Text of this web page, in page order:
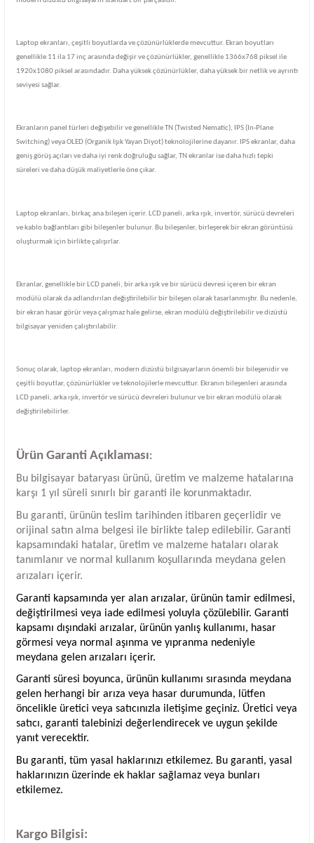
Laptop ekranları, çeşitli boyutlarda ve çözünürlüklerde mevcuttur. Ekran boyutları
genellikle 11 ila 17 inç arasında değişir ve çözünürlükler, genellikle 1366x768 piksel ile
1920x1080 piksel arasındadır. Daha yüksek çözünürlükler, daha yüksek bir netlik ve ayrıntı
seviyesi sağlar.
Ekranların panel türleri değişebilir ve genellikle TN (Twisted Nematic), IPS (In-Plane
Switching) veya OLED (Organik Işık Yayan Diyot) teknolojilerine dayanır. IPS ekranlar, daha
geniş görüş açıları ve daha iyi renk doğruluğu sağlar, TN ekranlar ise daha hızlı tepki
süreleri ve daha düşük maliyetlerle öne çıkar.
Laptop ekranları, birkaç ana bileşen içerir. LCD paneli, arka ışık, invertör, sürücü devreleri
ve kablo bağlantıları gibi bileşenler bulunur. Bu bileşenler, birleşerek bir ekran görüntüsü
oluşturmak için birlikte çalışırlar.
Ekranlar, genellikle bir LCD paneli, bir arka ışık ve bir sürücü devresi içeren bir ekran
modülü olarak da adlandırılan değiştirilebilir bir bileşen olarak tasarlanmıştır. Bu nedenle,
bir ekran hasar görür veya çalışmaz hale gelirse, ekran modülü değiştirilebilir ve dizüstü
bilgisayar yeniden çalıştırılabilir.
Sonuç olarak, laptop ekranları, modern dizüstü bilgisayarların önemli bir bileşenidir ve
çeşitli boyutlar, çözünürlükler ve teknolojilerle mevcuttur. Ekranın bileşenleri arasında
LCD paneli, arka ışık, invertör ve sürücü devreleri bulunur ve bir ekran modülü olarak
değiştirilebilirler.
Ürün Garanti Açıklaması:
Bu bilgisayar bataryası ürünü, üretim ve malzeme hatalarına
karşı 1 yıl süreli sınırlı bir garanti ile korunmaktadır.
Bu garanti, ürünün teslim tarihinden itibaren geçerlidir ve
orijinal satın alma belgesi ile birlikte talep edilebilir. Garanti
kapsamındaki hatalar, üretim ve malzeme hataları olarak
tanımlanır ve normal kullanım koşullarında meydana gelen
arızaları içerir.
Garanti kapsamında yer alan arızalar, ürünün tamir edilmesi,
değiştirilmesi veya iade edilmesi yoluyla çözülebilir. Garanti
kapsamı dışındaki arızalar, ürünün yanlış kullanımı, hasar
görmesi veya normal aşınma ve yıpranma nedeniyle
meydana gelen arızaları içerir.
Garanti süresi boyunca, ürünün kullanımı sırasında meydana
gelen herhangi bir arıza veya hasar durumunda, lütfen
öncelikle üretici veya satıcınızla iletişime geçiniz. Üretici veya
satıcı, garanti talebinizi değerlendirecek ve uygun şekilde
yanıt verecektir.
Bu garanti, tüm yasal haklarınızı etkilemez. Bu garanti, yasal
haklarınızın üzerinde ek haklar sağlamaz veya bunları
etkilemez.
Kargo Bilgisi: